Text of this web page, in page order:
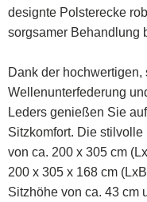
designte Polsterecke
sorgsamer Behandlung
Dank der
Wellenunterfederung
Leders genießen Sie
Sitzkomfort. Die
von ca. 200 x 305 cm
200 x 305 x 168 cm
Sitzhöhe von ca. 43 cm